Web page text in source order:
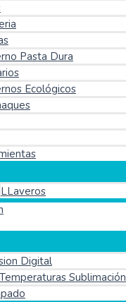
Pasta Dura
Ecológicos
LLaveros
Digital
Sublimación